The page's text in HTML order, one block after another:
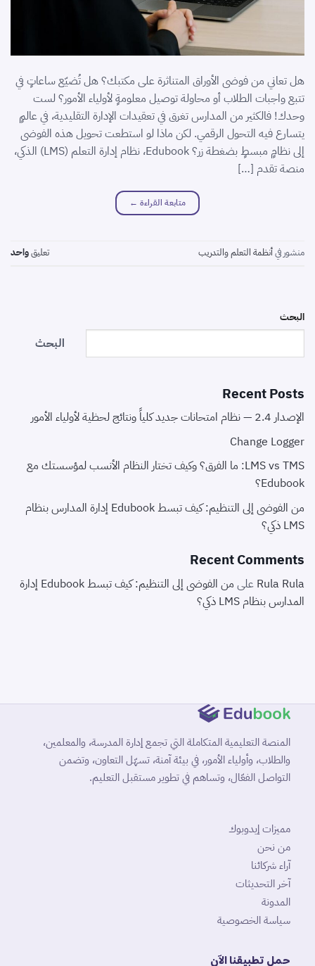
هل تعاني من فوضى الأوراق المتناثرة على مكتبك؟ هل تُضيّع ساعاتٍ في
تتبع واجبات الطلاب أو محاولة توصيل معلومةٍ لأولياء الأمور؟ لست
وحدك! فالكثير من المدارس تغرق في تعقيدات الإدارة التقليدية، في عالمٍ
يتسارع فيه التحول الرقمي. لكن ماذا لو استطعت تحويل هذه الفوضى
إلى نظامٍ مبسطٍ بضغطة زر؟ Edubook، نظام إدارة التعلم (LMS) الذكي،
منصة تقدم […]
متابعة القراءة ←
منشور فيأنظمة التعلم والتدريب تعليقواحد
البحث
البحث
Recent Posts
الإصدار 2.4 — نظام امتحانات جديد كلياً ونتائج لحظية لأولياء الأمور
Change Logger
LMS vs TMS: ما الفرق؟ وكيف تختار النظام الأنسب لمؤسستك مع
Edubook؟
من الفوضى إلى التنظيم: كيف تبسط Edubook إدارة المدارس بنظام
LMS ذكي؟
Recent Comments
Rula Rula على
من الفوضى إلى التنظيم: كيف تبسط Edubook إدارة
المدارس بنظام LMS ذكي؟
المنصة التعليمية المتكاملة التي تجمع إدارة المدرسة، والمعلمين،
والطلاب، وأولياء الأمور، في بيئة آمنة، تسهّل التعاون، وتضمن
التواصل الفعّال، وتساهم في تطوير مستقبل التعليم.
مميزات إيدوبوك
من نحن
آراء شركائنا
آخر التحديثات
المدونة
سياسة الخصوصية
حمل تطبيقنا الآن